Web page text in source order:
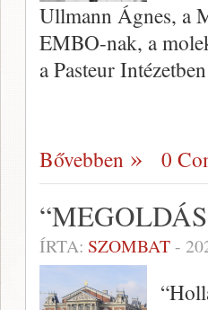
Ullmann Ágnes, a
EMBO-nak, a
a Pasteur
Bővebben 0
ÍRTA: SZOMBAT-